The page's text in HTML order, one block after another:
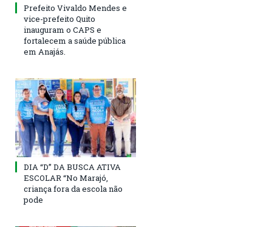
Prefeito Vivaldo Mendes e
vice-prefeito Quito
inauguram o CAPS e
fortalecem a saúde pública
em Anajás.
DIA “D” DA BUSCA ATIVA
ESCOLAR “No Marajó,
criança fora da escola não
pode